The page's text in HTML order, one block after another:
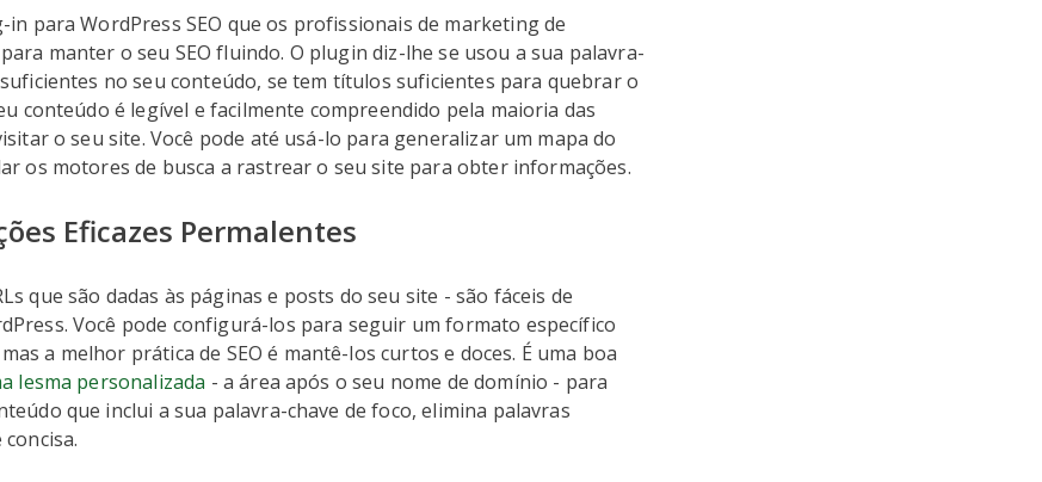
in para WordPress SEO que os profissionais de marketing de
manter o seu SEO fluindo. O plugin diz-lhe se usou a sua palavra-
no seu conteúdo, se tem títulos suficientes para quebrar o
conteúdo é legível e facilmente compreendido pela maioria das
o seu site. Você pode até usá-lo para generalizar um mapa do
os motores de busca a rastrear o seu site para obter informações.
Eficazes Permalentes
que são dadas às páginas e posts do seu site - são fáceis de
Você pode configurá-los para seguir um formato específico
a melhor prática de SEO é mantê-los curtos e doces. É uma boa
lesma personalizada - a área após o seu nome de domínio - para
que inclui a sua palavra-chave de foco, elimina palavras